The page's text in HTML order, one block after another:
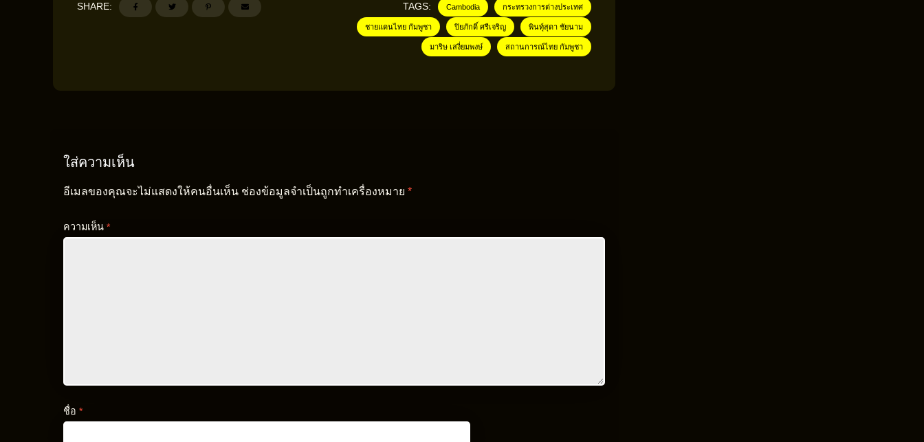
SHARE: TAGS: Cambodia กระทรวงการต่างประเทศ
ชายแดนไทย กัมพูชา ปิยภักดิ์ ศรีเจริญ พินทุ์สุดา ชัยนาม
มาริษ เสงี่ยมพงษ์ สถานการณ์ไทย กัมพูชา
ใส่ความเห็น
อีเมลของคุณจะไม่แสดงให้คนอื่นเห็น ช่องข้อมูลจำเป็นถูกทำเครื่องหมาย *
ความเห็น *
ชื่อ *